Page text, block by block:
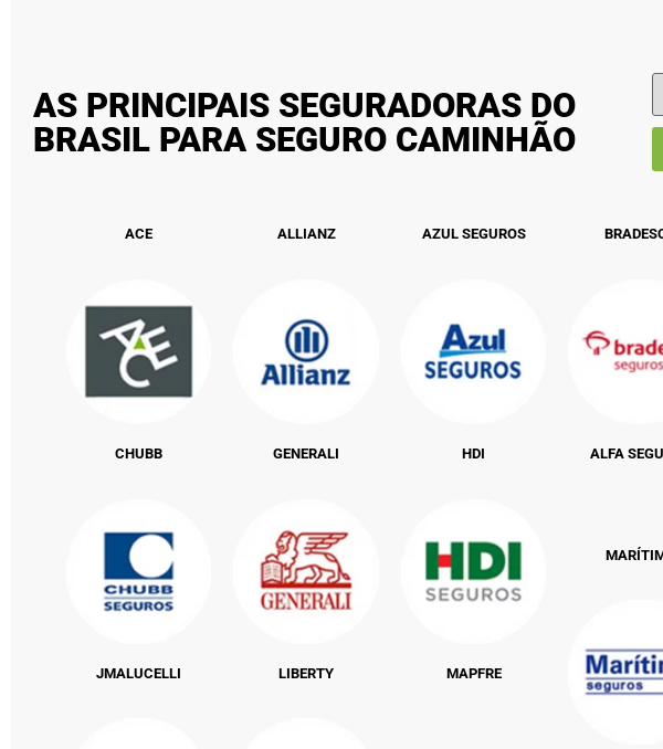
AS PRINCIPAIS SEGURADORAS DO
BRASIL PARA SEGURO CAMINHÃO
ACE
CHUBB
JMALUCELLI
ALLIANZ
GENERALI
LIBERTY
AZUL SEGUROS
HDI
MAPFRE
ALFA